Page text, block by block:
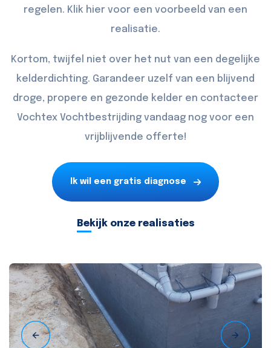
regelen. Klik hier voor een voorbeeld van een
realisatie.
Kortom, twijfel niet over het nut van een degelijke
kelderdichting. Garandeer uzelf van een blijvend
droge, propere en gezonde kelder en contacteer
Vochtex Vochtbestrijding vandaag nog voor een
vrijblijvende offerte!
Ik wil een gratis diagnose
Bekijk onze realisaties